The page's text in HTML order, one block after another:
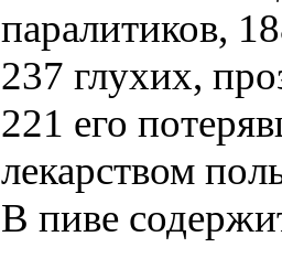
паралитиков,
237 глухих,
221 его
лекарством
В пиве